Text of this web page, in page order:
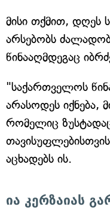
მისი თქმით, დღეს
არსებობს
წინააღმდეგაც
"საქართველოს
არასოდეს იქნება,
რომელიც
აცხადებს ის.
ია კერზაიას